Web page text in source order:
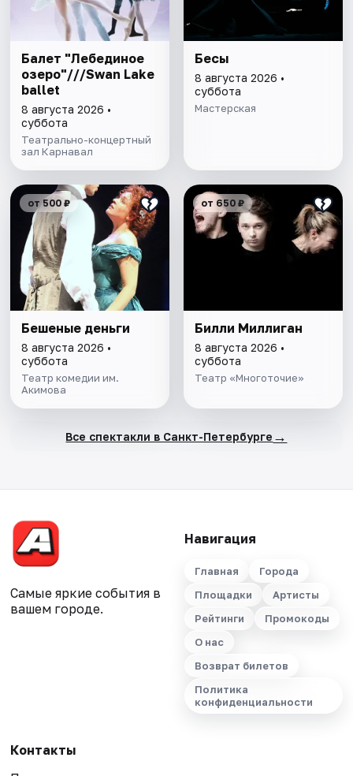
Балет "Лебединое
озеро"///Swan Lake
ballet
8 августа 2026 •
суббота
Театрально-концертный
зал Карнавал
Бесы
8 августа 2026 •
суббота
Мастерская
от 500 ₽
Бешеные деньги
8 августа 2026 •
суббота
Театр комедии им.
Акимова
от 650 ₽
Билли Миллиган
8 августа 2026 •
суббота
Театр «Многоточие»
Все спектакли в Санкт-Петербурге →
Самые яркие события в
вашем городе.
Навигация
Главная
Города
Площадки
Артисты
Рейтинги
Промокоды
О нас
Возврат билетов
Политика
конфиденциальности
Контакты